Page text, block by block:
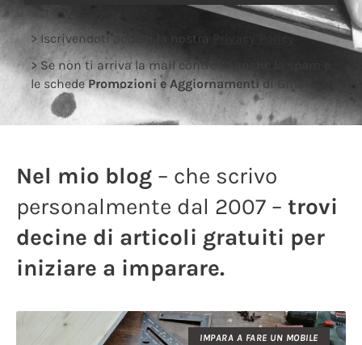
> Iscrivendoti accetti la nostra
Privacy Policy
> Se non ti arriva la mail controlla anche lo spam e
le schedePromozioni e Aggiornamentidi Gmail.
Nel mio blog – che scrivo
personalmente dal 2007 – trovi
decine di articoli gratuiti per
iniziare a imparare.
IMPARA A FARE UN MOBILE